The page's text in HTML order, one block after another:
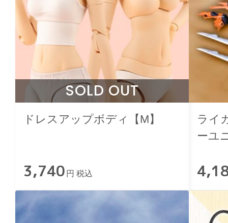
SOLD OUT
ドレスアップボディ【M】
3,740 円 税込
ライ
ーユ